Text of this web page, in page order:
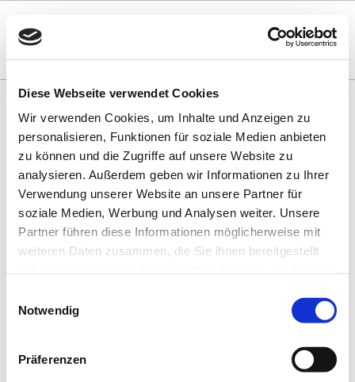
Diese Webseite verwendet Cookies
Wir verwenden Cookies, um Inhalte und Anzeigen zu
personalisieren, Funktionen für soziale Medien anbieten
zu können und die Zugriffe auf unsere Website zu
analysieren. Außerdem geben wir Informationen zu Ihrer
Verwendung unserer Website an unsere Partner für
soziale Medien, Werbung und Analysen weiter. Unsere
Partner führen diese Informationen möglicherweise mit
weiteren Daten zusammen, die Sie ihnen bereitgestellt
Cookies, wenn Sie unsere Webseite weiterhin nutzen.
Notwendig
Präferenzen
VERANSTALTUNGSÜBERSICHT
BUCHHANDLUNGEN UND VERLAGE IM
SAARLAND
NO CONTENT